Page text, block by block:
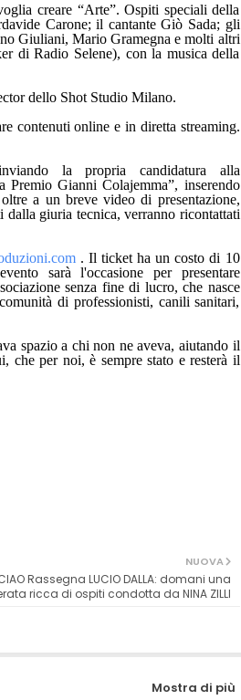
creare “Arte”. Ospiti speciali della
Carone; il cantante Giò Sada; gli
Giuliani, Mario Gramegna e molti altri
di Radio Selene), con la musica della
dello Shot Studio Milano.
contenuti online e in diretta streaming.
la propria candidatura alla
Premio Gianni Colajemma”, inserendo
a un breve video di presentazione,
dalla giuria tecnica, verranno ricontattati
. Il ticket ha un costo di 10
sarà l'occasione per presentare
senza fine di lucro, che nasce
di professionisti, canili sanitari,
spazio a chi non ne aveva, aiutando il
che per noi, è sempre stato e resterà il
NUOVA
Rassegna LUCIO DALLA: domani una
ricca di ospiti condotta da NINA ZILLI
Mostra di più